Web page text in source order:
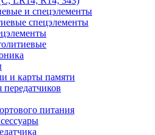
и спецэлементы
спецэлементы
и карты памяти
передатчиков
питания